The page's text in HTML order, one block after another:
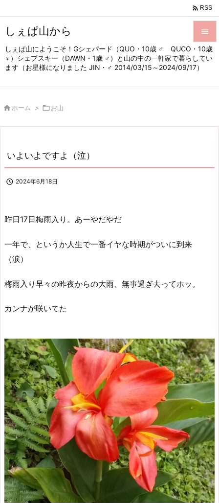
しぇぱ山から
しぇぱ山にようこそ！Gシェパード（QUO・10歳 ♂ QUCO・10歳
♀）シェプスキー（DAWN・1歳 ♂）と山の中の一軒家で暮らしてい
ます（お星様になりました JIN・♂ 2014/03/15～2024/09/17）


メニュ
サイド

 RSS
 ホーム > お山
いよいよですよ（泣）
 2024年6月18日
昨日17日梅雨入り。あーやだやだ
一年で、というか人生で一番イヤな時期がついに到来
（涙）
梅雨入り早々の昨夜からの大雨、無事過ぎ去ってホッ。
カンナが咲いてた